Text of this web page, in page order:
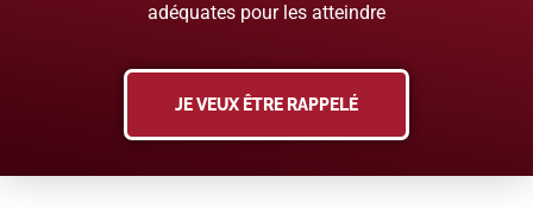
adéquates pour les atteindre
JE VEUX ÊTRE RAPPELÉ